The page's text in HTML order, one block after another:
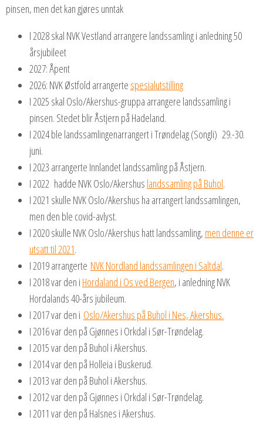
pinsen, men det kan gjøres unntak
I 2028 skal NVK Vestland arrangere landssamling i anledning 50
årsjubileet
2027: Åpent
2026: NVK Østfold arrangerte spesialutstilling
I 2025 skal Oslo/Akershus-gruppa arrangere landssamling i
pinsen. Stedet blir Åstjern på Hadeland.
I 2024 ble landssamlingenarrangert i Trøndelag (Songli) 29.-30.
juni.
I 2023 arrangerte Innlandet landssamling på Åstjern.
I 2022 hadde NVK Oslo/Akershus landssamling på Buhol.
I 2021 skulle NVK Oslo/Akershus ha arrangert landssamlingen,
men den ble covid-avlyst.
I 2020 skulle NVK Oslo/Akershus hatt landssamling, men denne er
utsatt til 2021.
I 2019 arrangerte NVK Nordland landssamlingen i Saltdal.
I 2018 var den i Hordaland i Os ved Bergen, i anledning NVK
Hordalands 40-års jubileum.
I 2017 var den i Oslo/Akershus på Buhol i Nes, Akershus.
I 2016 var den på Gjønnes i Orkdal i Sør-Trøndelag.
I 2015 var den på Buhol i Akershus.
I 2014 var den på Holleia i Buskerud.
I 2013 var den på Buhol i Akershus.
I 2012 var den på Gjønnes i Orkdal i Sør-Trøndelag.
I 2011 var den på Halsnes i Akershus.